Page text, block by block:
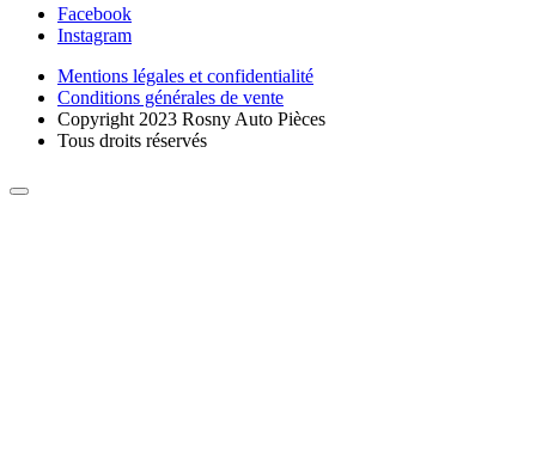
Facebook
Instagram
Mentions légales et confidentialité
Conditions générales de vente
Copyright 2023 Rosny Auto Pièces
Tous droits réservés